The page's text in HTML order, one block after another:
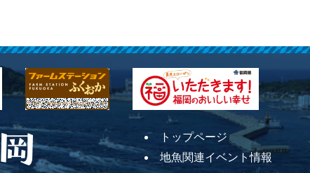
トップページ
地魚関連イベント情報